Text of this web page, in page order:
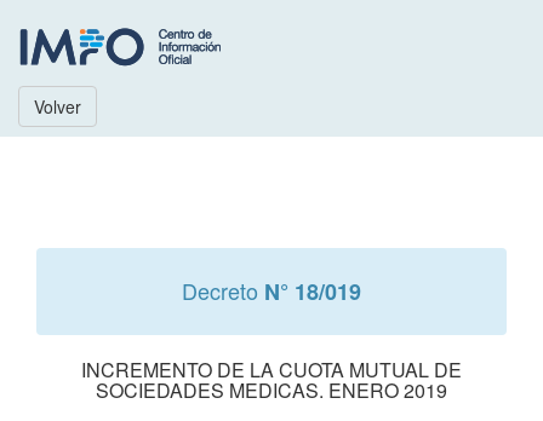
Volver
Decreto N° 18/019
INCREMENTO DE LA CUOTA MUTUAL DE
SOCIEDADES MEDICAS. ENERO 2019